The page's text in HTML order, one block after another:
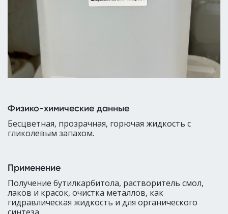
Физико-химические данные
Бесцветная, прозрачная, горючая жидкость с
гликолевым запахом.
Применение
Получение бутилкарбитола, растворитель смол,
лаков и красок, очистка металлов, как
гидравлическая жидкость и для органического